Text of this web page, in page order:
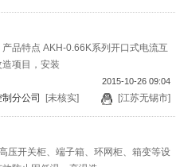
品特点 AKH-0.66K系列开口式电流互
项目，安装
2015-10-26 09:04
[江苏无锡市]
分公司 [未核实]
压开关柜、端子箱、环网柜、箱变等设